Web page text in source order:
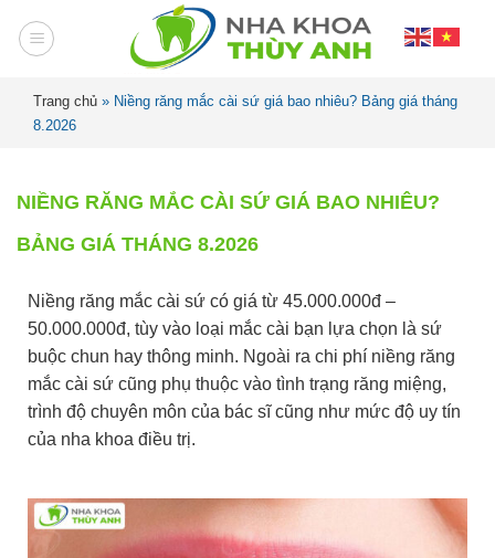
Trang chủ » Niềng răng mắc cài sứ giá bao nhiêu? Bảng giá tháng
8.2026
NIỀNG RĂNG MẮC CÀI SỨ GIÁ BAO NHIÊU?
BẢNG GIÁ THÁNG 8.2026
Niềng răng mắc cài sứ có giá từ 45.000.000đ –
50.000.000đ, tùy vào loại mắc cài bạn lựa chọn là sứ
buộc chun hay thông minh. Ngoài ra chi phí niềng răng
mắc cài sứ cũng phụ thuộc vào tình trạng răng miệng,
trình độ chuyên môn của bác sĩ cũng như mức độ uy tín
của nha khoa điều trị.